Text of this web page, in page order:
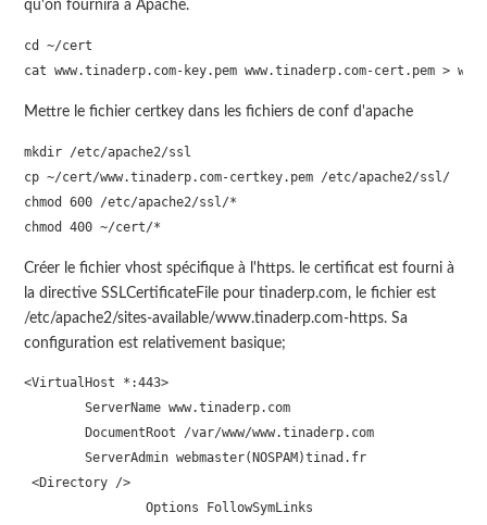
qu'on fournira à Apache.
cd ~/cert
cat www.tinaderp.com-key.pem www.tinaderp.com-cert.pem >
Mettre le fichier certkey dans les fichiers de conf d'apache
mkdir /etc/apache2/ssl
cp ~/cert/www.tinaderp.com-certkey.pem /etc/apache2/ssl/
chmod 600 /etc/apache2/ssl/*
chmod 400 ~/cert/*
Créer le fichier vhost spécifique à l'https. le certificat est fourni à
la directive SSLCertificateFile pour tinaderp.com, le fichier est
/etc/apache2/sites-available/www.tinaderp.com-https. Sa
configuration est relativement basique;
<VirtualHost *:443>
        ServerName www.tinaderp.com
        DocumentRoot /var/www/www.tinaderp.com
        ServerAdmin webmaster(NOSPAM)tinad.fr
<Directory />
                Options FollowSymLinks